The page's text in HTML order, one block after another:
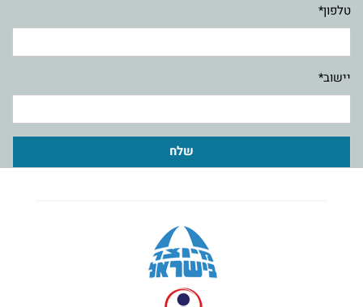
טלפון*
יישוב*